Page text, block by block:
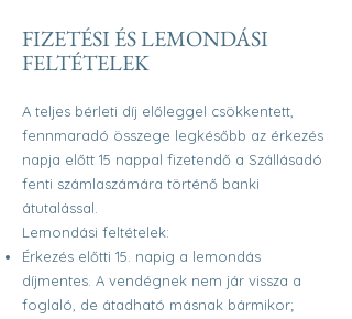
FIZETÉSI ÉS LEMONDÁSI
FELTÉTELEK
A teljes bérleti díj előleggel csökkentett,
fennmaradó összege legkésőbb az érkezés
napja előtt 15 nappal fizetendő a Szállásadó
fenti számlaszámára történő banki
átutalással.
Lemondási feltételek:
Érkezés előtti 15. napig a lemondás
díjmentes. A vendégnek nem jár vissza a
foglaló, de átadható másnak bármikor;